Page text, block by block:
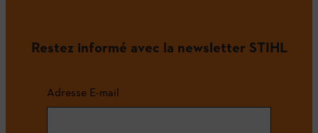
Restez informé avec la newsletter STIHL
Adresse E-mail